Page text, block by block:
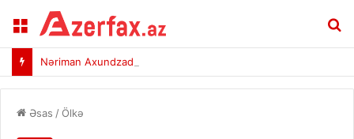
Menu
Nəriman Axundzadə rəsmən “Ərzurumspor”da – Foto
Əsas /Ölkə